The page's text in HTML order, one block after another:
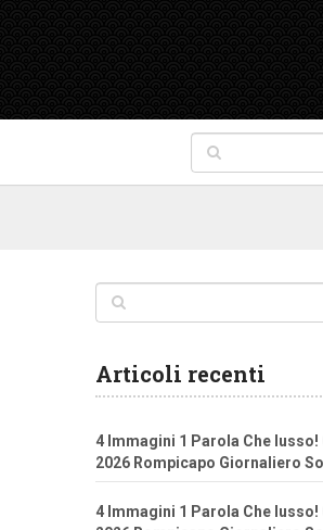
Articoli recenti
4 Immagini 1 Parola Che lusso!
2026 Rompicapo Giornaliero
4 Immagini 1 Parola Che lusso!